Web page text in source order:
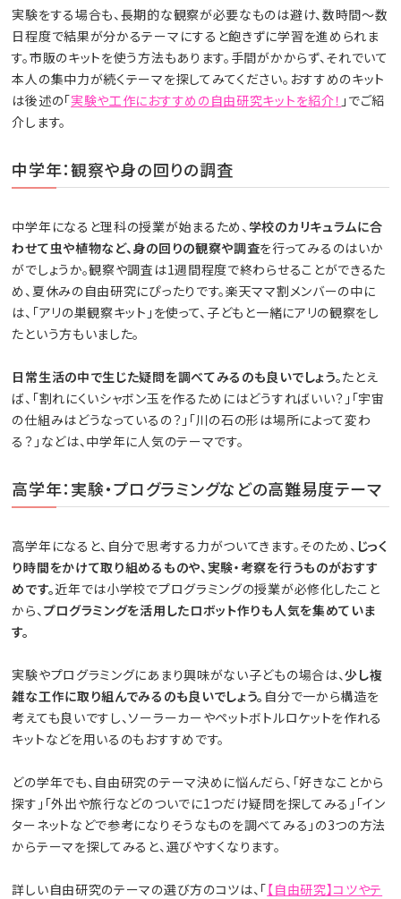
実験をする場合も、長期的な観察が必要なものは避け、数時間〜数
日程度で結果が分かるテーマにすると飽きずに学習を進められま
す。市販のキットを使う方法もあります。手間がかからず、それでいて
本人の集中力が続くテーマを探してみてください。おすすめのキット
は後述の「実験や工作におすすめの自由研究キットを紹介！ 」でご紹
介します。
中学年：観察や身の回りの調査
中学年になると理科の授業が始まるため、 学校のカリキュラムに合
わせて虫や植物など、身の回りの観察や調査を行ってみるのはいか
がでしょうか。観察や調査は1週間程度で終わらせることができるた
め、夏休みの自由研究にぴったりです。楽天ママ割メンバーの中に
は、「アリの巣観察キット」を使って、子どもと一緒にアリの観察をし
たという方もいました。
日常生活の中で生じた疑問を調べてみるのも良いでしょう。たとえ
ば、「割れにくいシャボン玉を作るためにはどうすればいい？」「宇宙
の仕組みはどうなっているの？」「川の石の形は場所によって変わ
る？」などは、中学年に人気のテーマです。
高学年：実験・プログラミングなどの高難易度テーマ
高学年になると、自分で思考する力がついてきます。そのため、 じっく
り時間をかけて取り組めるものや、実験・考察を行うものがおすす
めです。近年では小学校でプログラミングの授業が必修化したこと
から、 プログラミングを活用したロボット作りも人気を集めていま
す。
実験やプログラミングにあまり興味がない子どもの場合は、少し複
雑な工作に取り組んでみるのも良いでしょう。 自分で一から構造を
考えても良いですし、ソーラーカーやペットボトルロケットを作れる
キットなどを用いるのもおすすめです。
どの学年でも、自由研究のテーマ決めに悩んだら、「好きなことから
探す」「外出や旅行などのついでに1つだけ疑問を探してみる」「イン
ターネットなどで参考になりそうなものを調べてみる」の3つの方法
からテーマを探してみると、選びやすくなります。
詳しい自由研究のテーマの選び方のコツは、「【自由研究】コツやテ